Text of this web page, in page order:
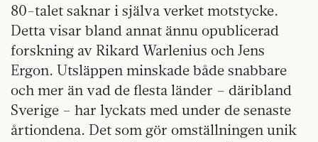
80-talet saknar i själva verket motstycke.
Detta visar bland annat ännu opublicerad
forskning av Rikard Warlenius och Jens
Ergon. Utsläppen minskade både snabbare
och mer än vad de flesta länder – däribland
Sverige – har lyckats med under de senaste
årtiondena. Det som gör omställningen unik